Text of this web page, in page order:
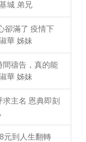
城 弟兄
卻滿了 疫情下
華 姊妹
間禱告，真的能
華 姊妹
主名 恩典即刻
元到人生翻轉